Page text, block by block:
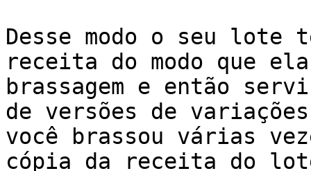
Desse modo o seu lote
receita do modo que
brassagem e então
de versões de
você brassou várias
cópia da receita do